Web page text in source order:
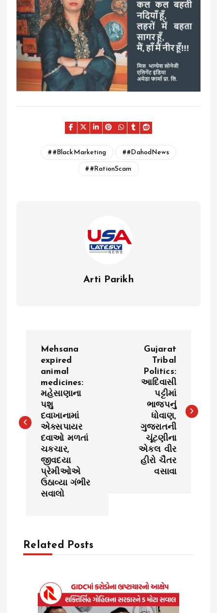
#BlackMarketing #DahodNews
#RationScam
Arti Parikh
t
a
Mehsana
expired
animal
medicines:
મહેસાણાના
પશુ
દવાખાનામાં
એક્સપાયર
દવાઓ મળતાં
ચકચાર,
જીવદયા
પ્રેમીઓએ
ઉઠાવ્યા ગંભીર
સવાલો
Gujarat
Tribal
Politics:
આદિવાસી
પટ્ટીમાં
ભાજપનું
ધોવાણ,
ગુજરાતની
ચૂંટણીના
એકલ વીર
હીરો ચૈતર
વસાવા
Related Posts